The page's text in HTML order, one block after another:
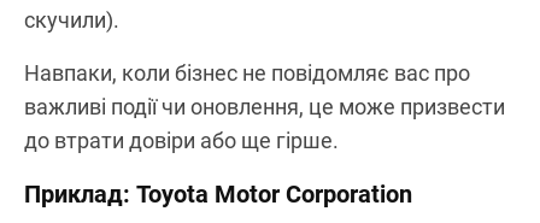
скучили).
Навпаки, коли бізнес не повідомляє вас про
важливі події чи оновлення, це може призвести
до втрати довіри або ще гірше.
Приклад: Toyota Motor Corporation